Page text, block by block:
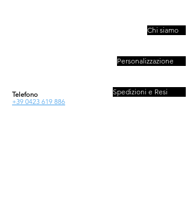
Telefono
+39 0423 619 886
Chi siamo
Personalizzazione
Spedizioni e Resi